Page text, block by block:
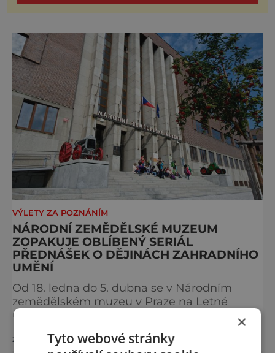
VÝLETY ZA POZNÁNÍM
NÁRODNÍ ZEMĚDĚLSKÉ MUZEUM
ZOPAKUJE OBLÍBENÝ SERIÁL
PŘEDNÁŠEK O DĚJINÁCH ZAHRADNÍHO
UMĚNÍ
Od 18. ledna do 5. dubna se v Národním
zemědělském muzeu v Praze na Letné
uskuteční cyklus deseti přednášek
Generální ředitel muzea Zdeněk Novák
zobrazit více >>
×
Tyto webové stránky